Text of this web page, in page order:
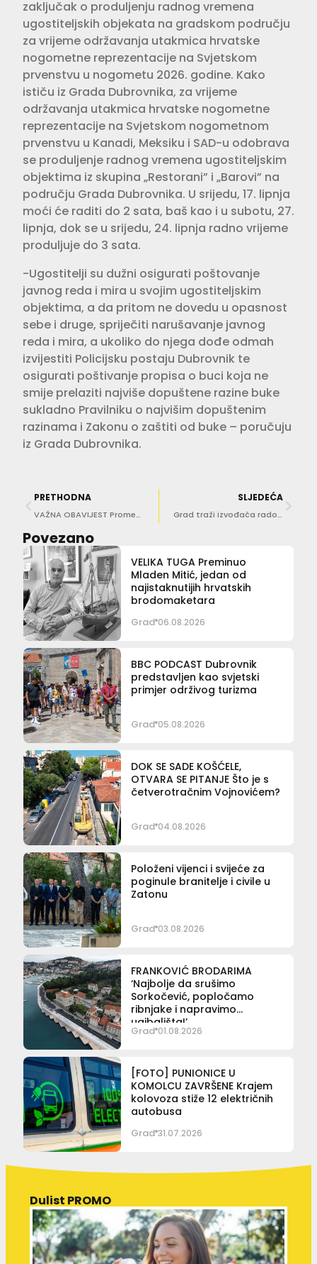
zaključak o produljenju radnog vremena
ugostiteljskih objekata na gradskom području
za vrijeme održavanja utakmica hrvatske
nogometne reprezentacije na Svjetskom
prvenstvu u nogometu 2026. godine. Kako
ističu iz Grada Dubrovnika, za vrijeme
održavanja utakmica hrvatske nogometne
reprezentacije na Svjetskom nogometnom
prvenstvu u Kanadi, Meksiku i SAD-u odobrava
se produljenje radnog vremena ugostiteljskim
objektima iz skupina „Restorani” i „Barovi” na
području Grada Dubrovnika. U srijedu, 17. lipnja
moći će raditi do 2 sata, baš kao i u subotu, 27.
lipnja, dok se u srijedu, 24. lipnja radno vrijeme
produljuje do 3 sata.
-Ugostitelji su dužni osigurati poštovanje
javnog reda i mira u svojim ugostiteljskim
objektima, a da pritom ne dovedu u opasnost
sebe i druge, spriječiti narušavanje javnog
reda i mira, a ukoliko do njega dođe odmah
izvijestiti Policijsku postaju Dubrovnik te
osigurati poštivanje propisa o buci koja ne
smije prelaziti najviše dopuštene razine buke
sukladno Pravilniku o najvišim dopuštenim
razinama i Zakonu o zaštiti od buke – poručuju
iz Grada Dubrovnika.
PRETHODNA
VAŽNA OBAVIJEST Prometna regulacija zbog radova na hotelu Argentina
SLJEDEĆA
Grad traži izvođača radova na izgradnji oborinske odvodnje Ulice Andrije Hebranga
Povezano
VELIKA TUGA Preminuo
Mladen Mitić, jedan od
najistaknutijih hrvatskih
brodomaketara
Grad 06.08.2026
BBC PODCAST Dubrovnik
predstavljen kao svjetski
primjer održivog turizma
Grad 05.08.2026
DOK SE SADE KOŠĆELE,
OTVARA SE PITANJE Što je s
četverotračnim Vojnovićem?
Grad 04.08.2026
Položeni vijenci i svijeće za
poginule branitelje i civile u
Zatonu
Grad 03.08.2026
FRANKOVIĆ BRODARIMA
‘Najbolje da srušimo
Sorkočević, popločamo
ribnjake i napravimo
ugibališta!’
Grad 01.08.2026
[FOTO] PUNIONICE U
KOMOLCU ZAVRŠENE Krajem
kolovoza stiže 12 električnih
autobusa
Grad 31.07.2026
Dulist PROMO